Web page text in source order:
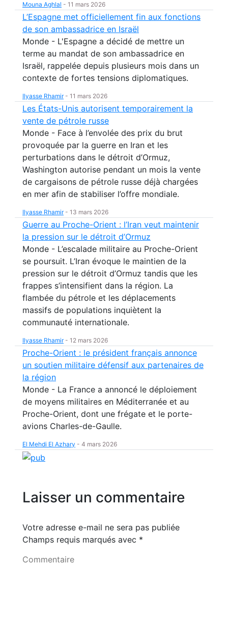
Mouna Aghlal - 11 mars 2026
L’Espagne met officiellement fin aux fonctions
de son ambassadrice en Israël
Monde - L'Espagne a décidé de mettre un
terme au mandat de son ambassadrice en
Israël, rappelée depuis plusieurs mois dans un
contexte de fortes tensions diplomatiques.
Ilyasse Rhamir- 11 mars 2026
Les États-Unis autorisent temporairement la
vente de pétrole russe
Monde - Face à l’envolée des prix du brut
provoquée par la guerre en Iran et les
perturbations dans le détroit d’Ormuz,
Washington autorise pendant un mois la vente
de cargaisons de pétrole russe déjà chargées
en mer afin de stabiliser l’offre mondiale.
Ilyasse Rhamir- 13 mars 2026
Guerre au Proche-Orient : l’Iran veut maintenir
la pression sur le détroit d’Ormuz
Monde - L’escalade militaire au Proche-Orient
se poursuit. L’Iran évoque le maintien de la
pression sur le détroit d’Ormuz tandis que les
frappes s’intensifient dans la région. La
flambée du pétrole et les déplacements
massifs de populations inquiètent la
communauté internationale.
Ilyasse Rhamir- 12 mars 2026
Proche-Orient : le président français annonce
un soutien militaire défensif aux partenaires de
la région
Monde - La France a annoncé le déploiement
de moyens militaires en Méditerranée et au
Proche-Orient, dont une frégate et le porte-
avions Charles-de-Gaulle.
El Mehdi El Azhary - 4 mars 2026
Laisser un commentaire
Votre adresse e-mail ne sera pas publiée
Champs requis marqués avec *
Commentaire